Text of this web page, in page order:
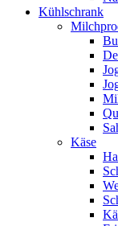
Kühlschrank
Käse